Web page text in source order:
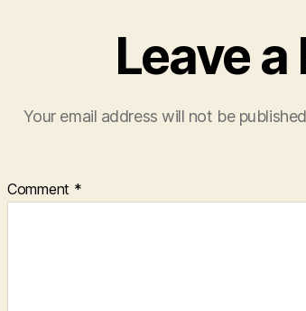
Leave a
Your email address will not be
Comment *